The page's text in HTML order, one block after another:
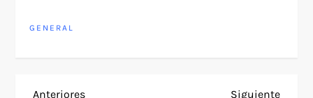
GENERAL
Entrada
Anteriores
Siguiente